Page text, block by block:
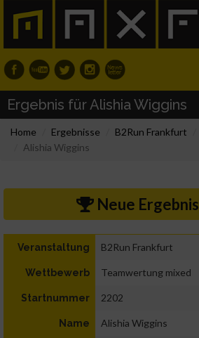
Ergebnis für Alishia Wiggins
Home Ergebnisse B2Run Frankfurt
Alishia Wiggins
Neue
Veranstaltung B2Run Frankfurt
Wettbewerb Teamwertung mixed
Startnummer 2202
Name Alishia Wiggins